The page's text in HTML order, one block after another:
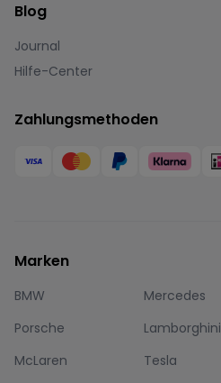
Blog
Journal
Hilfe-Center
Zahlungsmethoden
Marken
BMW Mercedes
Porsche
Lamborghini
McLaren
Tesla